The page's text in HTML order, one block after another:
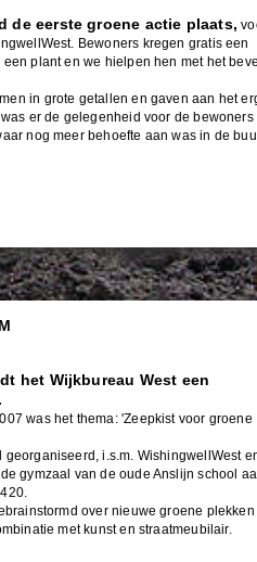
de eerste groene actie plaats,
Bewoners kregen gratis een
plant en we hielpen hen met het
in grote getallen en gaven aan het
er de gelegenheid voor de bewoners
nog meer behoefte aan was in de
het Wijkbureau West een
was het thema: 'Zeepkist voor groene
georganiseerd, i.s.m. WishingwellWest
gymzaal van de oude Anslijn school
over nieuwe groene plekken
met kunst en straatmeubilair.